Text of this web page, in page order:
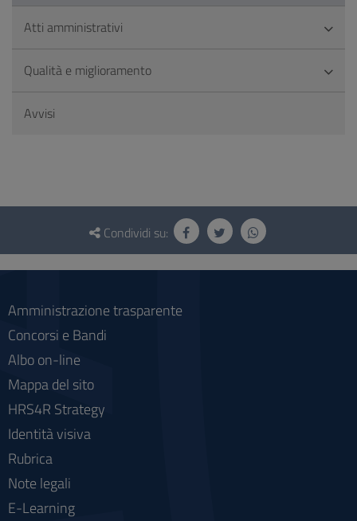
Atti amministrativi
Qualità e miglioramento
Avvisi
Questionario
social
Condividi su:
Amministrazione trasparente
Concorsi e Bandi
Albo on-line
Mappa del sito
HRS4R Strategy
Identità visiva
Rubrica
Note legali
E-Learning